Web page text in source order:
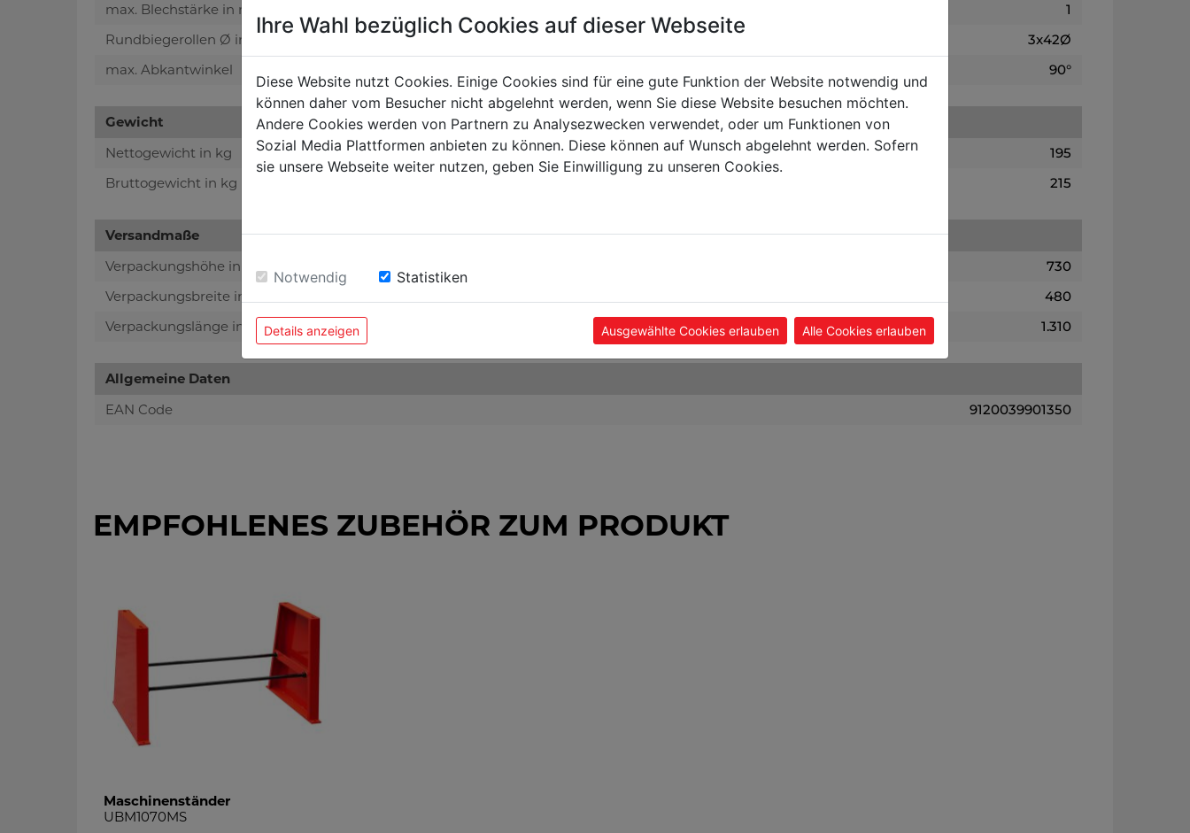
max. Blechstärke in mm
1
Rundbiegerollen Ø in mm
3x42Ø
max. Abkantwinkel
90°
Gewicht
Nettogewicht in kg
195
Bruttogewicht in kg
215
Versandmaße
Verpackungshöhe in mm
730
Verpackungsbreite in mm
480
Verpackungslänge in mm
1.310
Allgemeine Daten
EAN Code
9120039901350
EMPFOHLENES ZUBEHÖR ZUM PRODUKT
Maschinenständer
UBM1070MS
Ihre Wahl bezüglich Cookies auf dieser Webseite
Diese Website nutzt Cookies. Einige Cookies sind für eine gute Funktion der Website notwendig und
können daher vom Besucher nicht abgelehnt werden, wenn Sie diese Website besuchen möchten.
Andere Cookies werden von Partnern zu Analysezwecken verwendet, oder um Funktionen von
Sozial Media Plattformen anbieten zu können. Diese können auf Wunsch abgelehnt werden. Sofern
sie unsere Webseite weiter nutzen, geben Sie Einwilligung zu unseren Cookies.
Notwendig Statistiken
Details anzeigen Ausgewählte Cookies erlauben Alle Cookies erlauben